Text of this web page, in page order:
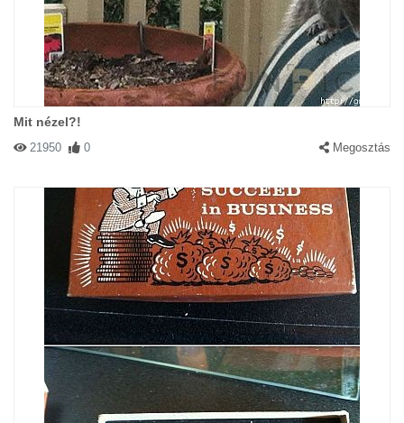
Mit nézel?!
21950 0 Megosztás